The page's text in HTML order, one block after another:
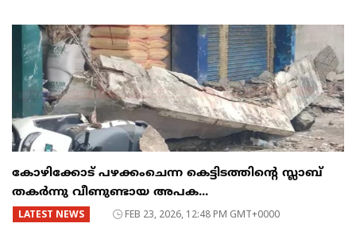
കോഴിക്കോട് പഴക്കംചെന്ന കെട്ടിടത്തിന്റെ സ്ലാബ്
തകർന്നു വീണുണ്ടായ അപക...
LATEST NEWS FEB 23, 2026, 12:48 PM GMT+0000